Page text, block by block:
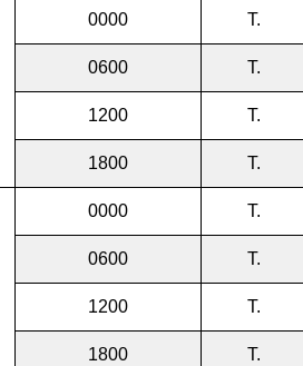
0000 T.
0600 T.
1200 T.
1800 T.
0000 T.
0600 T.
1200 T.
1800 T.